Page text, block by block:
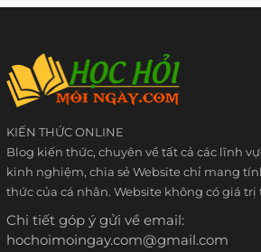
KIẾN THỨC ONLINE
Blog kiến thức, chuyên về tất cả các lĩnh
kinh nghiệm, chia sẻ Website chỉ mang
thức của cá nhân. Website không có giá
Chi tiết góp ý gửi về email:
hochoimoingay.com@gmail.com